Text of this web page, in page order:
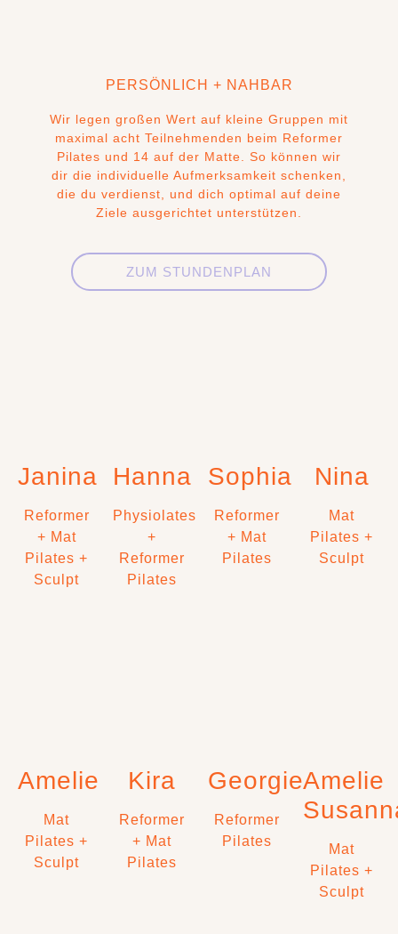
PERSÖNLICH + NAHBAR
Wir legen großen Wert auf kleine Gruppen mit
maximal acht Teilnehmenden beim Reformer
Pilates und 14 auf der Matte. So können wir
dir die individuelle Aufmerksamkeit schenken,
die du verdienst, und dich optimal auf deine
Ziele ausgerichtet unterstützen.
ZUM STUNDENPLAN
Janina
Reformer
+ Mat
Pilates +
Sculpt
Hanna
Physiolates
+
Reformer
Pilates
Sophia
Reformer
+ Mat
Pilates
Nina
Mat
Pilates +
Sculpt
Amelie
Mat
Pilates +
Sculpt
Kira
Reformer
+ Mat
Pilates
Georgie
Reformer
Pilates
Amelie
Mat
Pilates +
Sculpt